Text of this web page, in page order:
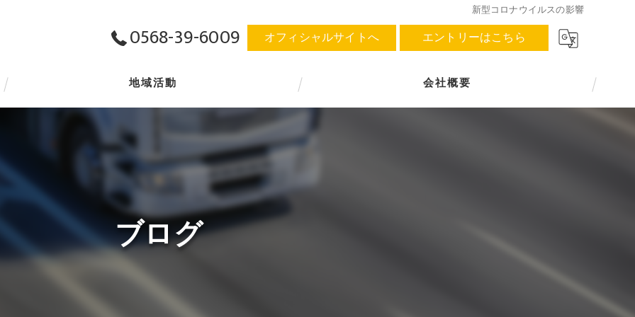
新型コロナウイルスの影響
0568-39-6009 オフィシャルサイトへ エントリーはこちら
地域活動 会社概要
ブログ